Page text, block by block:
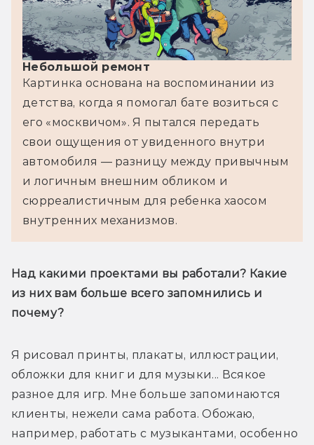
Небольшой ремонт
Картинка основана на воспоминании из
детства, когда я помогал бате возиться с
его «москвичом». Я пытался передать
свои ощущения от увиденного внутри
автомобиля — разницу между привычным
и логичным внешним обликом и
сюрреалистичным для ребенка хаосом
внутренних механизмов.
Над какими проектами вы работали? Какие
из них вам больше всего запомнились и
почему?
Я рисовал принты, плакаты, иллюстрации,
обложки для книг и для музыки... Всякое
разное для игр. Мне больше запоминаются
клиенты, нежели сама работа. Обожаю,
например, работать с музыкантами, особенно